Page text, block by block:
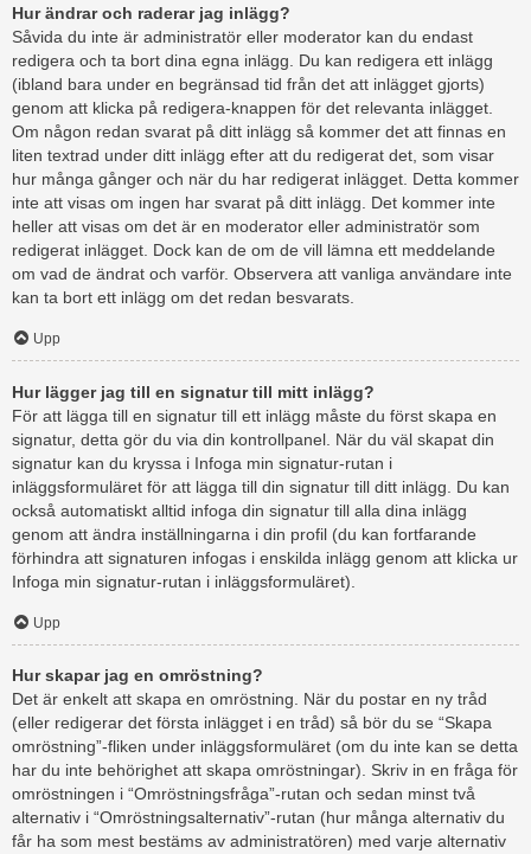
Hur ändrar och raderar jag inlägg?
Såvida du inte är administratör eller moderator kan du endast
redigera och ta bort dina egna inlägg. Du kan redigera ett inlägg
(ibland bara under en begränsad tid från det att inlägget gjorts)
genom att klicka på redigera-knappen för det relevanta inlägget.
Om någon redan svarat på ditt inlägg så kommer det att finnas en
liten textrad under ditt inlägg efter att du redigerat det, som visar
hur många gånger och när du har redigerat inlägget. Detta kommer
inte att visas om ingen har svarat på ditt inlägg. Det kommer inte
heller att visas om det är en moderator eller administratör som
redigerat inlägget. Dock kan de om de vill lämna ett meddelande
om vad de ändrat och varför. Observera att vanliga användare inte
kan ta bort ett inlägg om det redan besvarats.
Upp
Hur lägger jag till en signatur till mitt inlägg?
För att lägga till en signatur till ett inlägg måste du först skapa en
signatur, detta gör du via din kontrollpanel. När du väl skapat din
signatur kan du kryssa i Infoga min signatur-rutan i
inläggsformuläret för att lägga till din signatur till ditt inlägg. Du kan
också automatiskt alltid infoga din signatur till alla dina inlägg
genom att ändra inställningarna i din profil (du kan fortfarande
förhindra att signaturen infogas i enskilda inlägg genom att klicka ur
Infoga min signatur-rutan i inläggsformuläret).
Upp
Hur skapar jag en omröstning?
Det är enkelt att skapa en omröstning. När du postar en ny tråd
(eller redigerar det första inlägget i en tråd) så bör du se “Skapa
omröstning”-fliken under inläggsformuläret (om du inte kan se detta
har du inte behörighet att skapa omröstningar). Skriv in en fråga för
omröstningen i “Omröstningsfråga”-rutan och sedan minst två
alternativ i “Omröstningsalternativ”-rutan (hur många alternativ du
får ha som mest bestäms av administratören) med varje alternativ